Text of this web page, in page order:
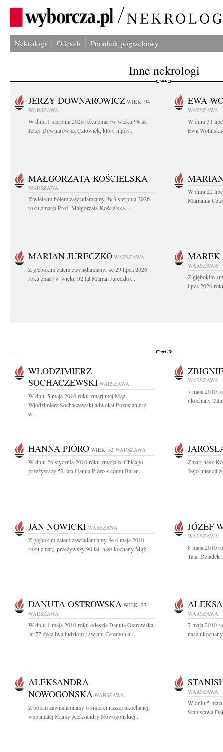
Nekrologi Odeszli Poradnik pogrzebowy
Inne nekrologi
JERZY DOWNAROWICZ WIEK: 94
WARSZAWA
W dniu 1 sierpnia 2026 roku zmarł w wieku 94 lat
Jerzy Downarowicz Człowiek, który nigdy...
EWA
WARSZAWA
W dniu 31
Ewa
MAŁGORZATA KOŚCIELSKA
WARSZAWA
Z wielkim bólem zawiadamiamy, że 3 sierpnia 2026
roku zmarła Prof. Małgorzata Kościelska...
W dniu 22
Marianna
MARIAN JURECZKO WARSZAWA
Z głębokim żalem zawiadamiamy, że 29 lipca 2026
roku zmarł w wieku 92 lat Marian Jureczko...
MAREK
WARSZAWA
Z głębokim
lipca 2026
WŁODZIMIERZ
SOCHACZEWSKI WARSZAWA
W dniu 5 maja 2010 roku zmarł mój Mąż
Włodzimierz Sochaczewski adwokat Pozostaniesz
w...
WARSZAWA
7 maja 2010
ukochany
HANNA PIÓRO WIEK: 52 WARSZAWA
W dniu 26 stycznia 2010 roku zmarła w Chicago,
przeżywszy 52 lata Hanna Pióro z domu Baran...
Zmarł nasz
Jego intencji
JAN NOWICKI WARSZAWA
Z głębokim żalem zawiadamiamy, że 6 maja 2010
roku zmarł, przeżywszy 90 lat, nasz kochany Mąż,...
JÓZEF
WARSZAWA
8 maja 2010
Tata, Dziadek
DANUTA OSTROWSKA WIEK: 77
WARSZAWA
W dniu 1 maja 2010 roku odeszła Danuta Ostrowska
lat 77 życzliwa ludziom i światu Ceremonia...
WARSZAWA
7 maja 2010
nasz
ALEKSANDRA
NOWOGOŃSKA WARSZAWA
Z bólem zawiadamiamy o śmierci naszej ukochanej,
wspaniałej Mamy Aleksandry Nowogońskiej...
WARSZAWA
W dniu 5
Stanisława